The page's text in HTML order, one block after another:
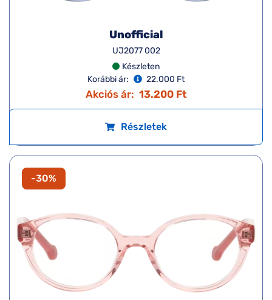
Unofficial
UJ2077 002
Készleten
Korábbi ár:
22.000 Ft
Akciós ár: 13.200 Ft
Részletek
-30%